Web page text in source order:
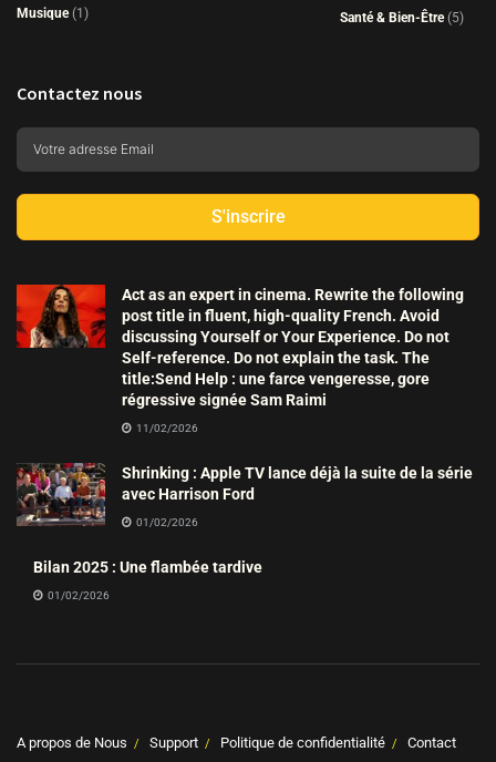
Musique(1)
Santé & Bien-Être(5)
Contactez nous
S'inscrire
Act as an expert in cinema. Rewrite the following
post title in fluent, high-quality French. Avoid
discussing Yourself or Your Experience. Do not
Self-reference. Do not explain the task. The
title:Send Help : une farce vengeresse, gore
régressive signée Sam Raimi
11/02/2026
Shrinking : Apple TV lance déjà la suite de la série
avec Harrison Ford
01/02/2026
Bilan 2025 : Une flambée tardive
01/02/2026
A propos de Nous Support Politique de confidentialité Contact